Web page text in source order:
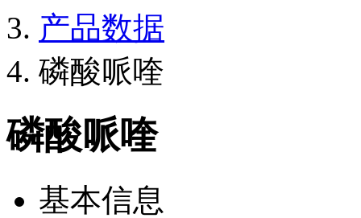
产品数据
磷酸哌喹
磷酸哌喹
基本信息